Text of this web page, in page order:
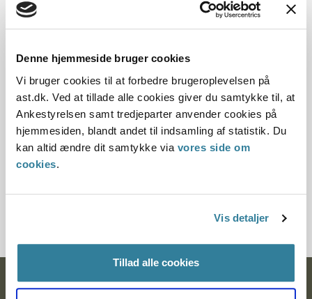
Denne hjemmeside bruger cookies
Vi bruger cookies til at forbedre brugeroplevelsen på
ast.dk. Ved at tillade alle cookies giver du samtykke til, at
Ankestyrelsen samt tredjeparter anvender cookies på
hjemmesiden, blandt andet til indsamling af statistik. Du
kan altid ændre dit samtykke via vores side om
cookies.
Vis detaljer
Tillad alle cookies
Offentliggørelsesdato
11.07.2013
Paragraf
§ 112 § 97 § 77 § 11 § 9 § 71
Ankestyrelsen